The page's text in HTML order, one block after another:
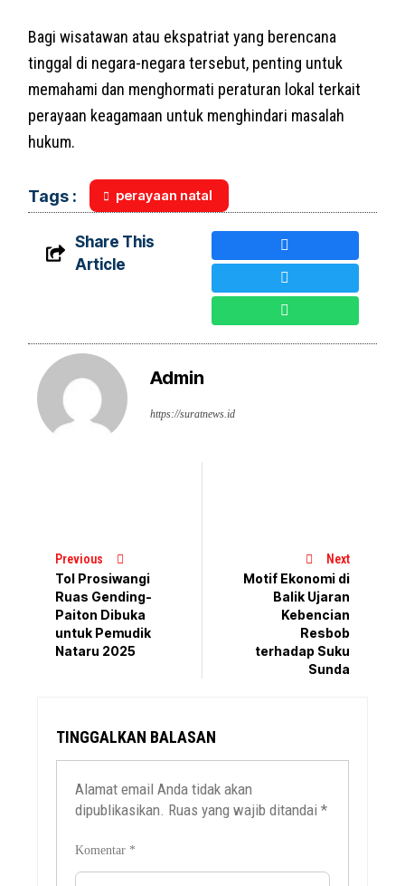
Bagi wisatawan atau ekspatriat yang berencana
tinggal di negara-negara tersebut, penting untuk
memahami dan menghormati peraturan lokal terkait
perayaan keagamaan untuk menghindari masalah
hukum.
Tags : perayaan natal
Share This
Article
Admin
https://suratnews.id
Previous
Tol Prosiwangi
Ruas Gending-
Paiton Dibuka
untuk Pemudik
Nataru 2025
Next
Motif Ekonomi di
Balik Ujaran
Kebencian
Resbob
terhadap Suku
Sunda
TINGGALKAN BALASAN
Alamat email Anda tidak akan
dipublikasikan. Ruas yang wajib ditandai*
Komentar *